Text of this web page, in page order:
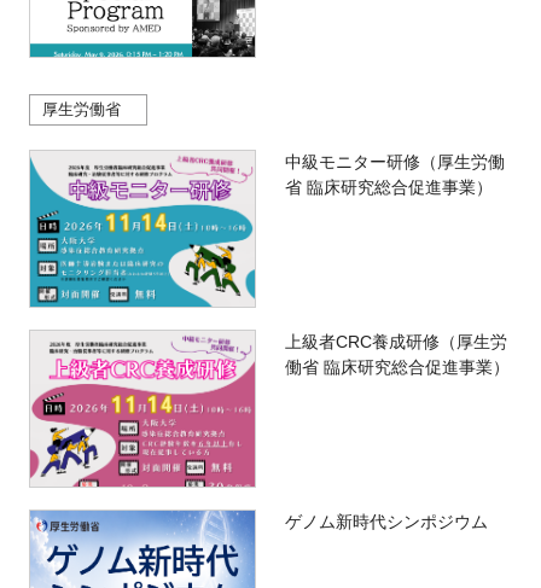
厚生労働省
中級モニター研修（厚生労働
省 臨床研究総合促進事業）
上級者CRC養成研修（厚生労
働省 臨床研究総合促進事業）
ゲノム新時代シンポジウム